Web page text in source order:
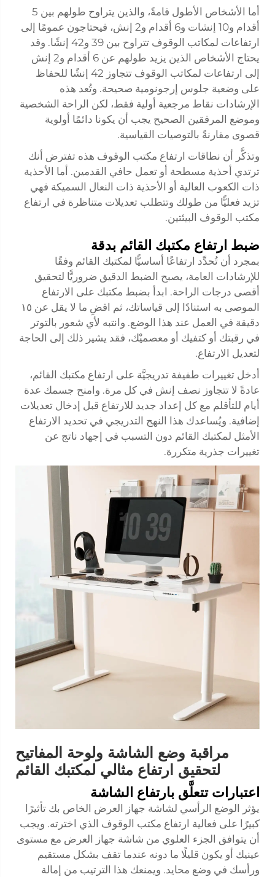
أما الأشخاص الأطول قامةً، والذين يتراوح طولهم بين 5
أقدام و10 إنشات و6 أقدام و2 إنش، فيحتاجون عمومًا إلى
ارتفاعات لمكاتب الوقوف تتراوح بين 39 و42 إنشًا. وقد
يحتاج الأشخاص الذين يزيد طولهم عن 6 أقدام و2 إنش
إلى ارتفاعات لمكاتب الوقوف تتجاوز 42 إنشًا للحفاظ
على وضعية جلوس إرجونومية صحيحة. وتُعد هذه
الإرشادات نقاط مرجعية أولية فقط، لكن الراحة الشخصية
وموضع المرفقين الصحيح يجب أن يكونا دائمًا أولوية
قصوى مقارنةً بالتوصيات القياسية.
وتذكَّر أن نطاقات ارتفاع مكتب الوقوف هذه تفترض أنك
ترتدي أحذية مسطحة أو تعمل حافي القدمين. أما الأحذية
ذات الكعوب العالية أو الأحذية ذات النعال السميكة فهي
تزيد فعليًّا من طولك وتتطلب تعديلات متناظرة في ارتفاع
مكتب الوقوف البيئتين.
ضبط ارتفاع مكتبك القائم بدقة
بمجرد أن تُحدِّد ارتفاعًا أساسيًّا لمكتبك القائم وفقًا
للإرشادات العامة، يصبح الضبط الدقيق ضروريًّا لتحقيق
أقصى درجات الراحة. ابدأ بضبط مكتبك على الارتفاع
الموصى به استنادًا إلى قياساتك، ثم اقضِ ما لا يقل عن ١٥
دقيقة في العمل عند هذا الوضع. وانتبه لأي شعور بالتوتر
في رقبتك أو كتفيك أو معصميْك، فقد يشير ذلك إلى الحاجة
لتعديل الارتفاع.
أدخل تغييرات طفيفة تدريجيَّة على ارتفاع مكتبك القائم،
عادةً لا تتجاوز نصف إنش في كل مرة. وامنح جسمك عدة
أيام للتأقلم مع كل إعداد جديد للارتفاع قبل إدخال تعديلات
إضافية. ويُساعدك هذا النهج التدريجي في تحديد الارتفاع
الأمثل لمكتبك القائم دون التسبب في إجهاد ناتج عن
تغييرات جذرية متكررة.
مراقبة وضع الشاشة ولوحة المفاتيح
لتحقيق ارتفاع مثالي لمكتبك القائم
اعتبارات تتعلَّق بارتفاع الشاشة
يؤثر الوضع الرأسي لشاشة جهاز العرض الخاص بك تأثيرًا
كبيرًا على فعالية ارتفاع مكتب الوقوف الذي اخترته. ويجب
أن يتوافق الجزء العلوي من شاشة جهاز العرض مع مستوى
عينيك أو يكون قليلًا ما دونه عندما تقف بشكل مستقيم
ورأسك في وضع محايد. ويمنعك هذا الترتيب من إمالة